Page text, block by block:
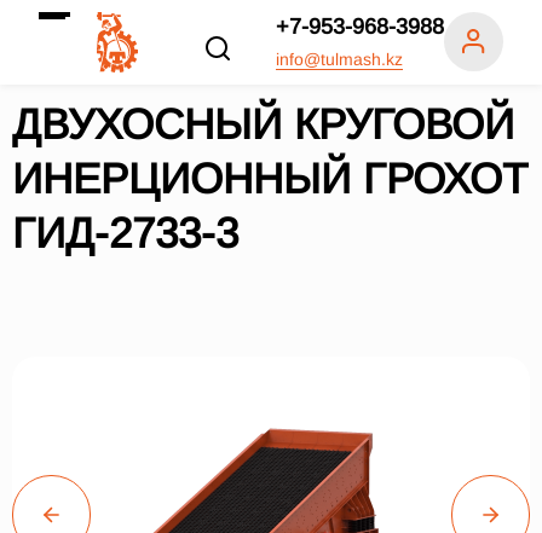
+7-953-968-3988
info@tulmash.kz
ДВУХОСНЫЙ КРУГОВОЙ
ИНЕРЦИОННЫЙ ГРОХОТ
ГИД-2733-3